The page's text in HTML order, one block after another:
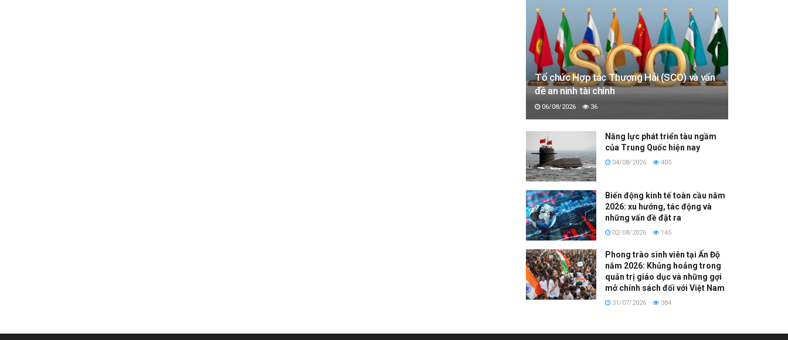
Tổ chức Hợp tác Thượng Hải (SCO) và vấn
đề an ninh tài chính
06/08/2026 36
Năng lực phát triển tàu ngầm
của Trung Quốc hiện nay
04/08/2026 405
Biến động kinh tế toàn cầu năm
2026: xu hướng, tác động và
những vấn đề đặt ra
02/08/2026 145
Phong trào sinh viên tại Ấn Độ
năm 2026: Khủng hoảng trong
quản trị giáo dục và những gợi
mở chính sách đối với Việt Nam
31/07/2026 384